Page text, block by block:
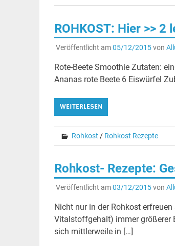
ROHKOST: Hier >>
Veröffentlicht am05/12/2015von
Rote-Beete Smoothie Zutaten:
Ananas rote Beete 6 Eiswürfel
WEITERLESEN
Rohkost / Rohkost Rezepte
Rohkost- Rezepte:
Veröffentlicht am03/12/2015von
Nicht nur in der Rohkost
Vitalstoffgehalt) immer größerer
sich mittlerweile in […]